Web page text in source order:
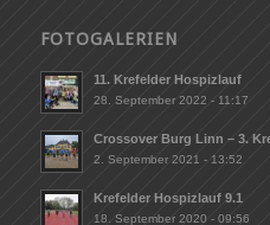
FOTOGALERIEN
11. Krefelder Hospizlauf
28. September 2022 - 11:17
Crossover Burg Linn – 3.
2. September 2021 - 13:52
Krefelder Hospizlauf 9.1
18. September 2020 - 09:56